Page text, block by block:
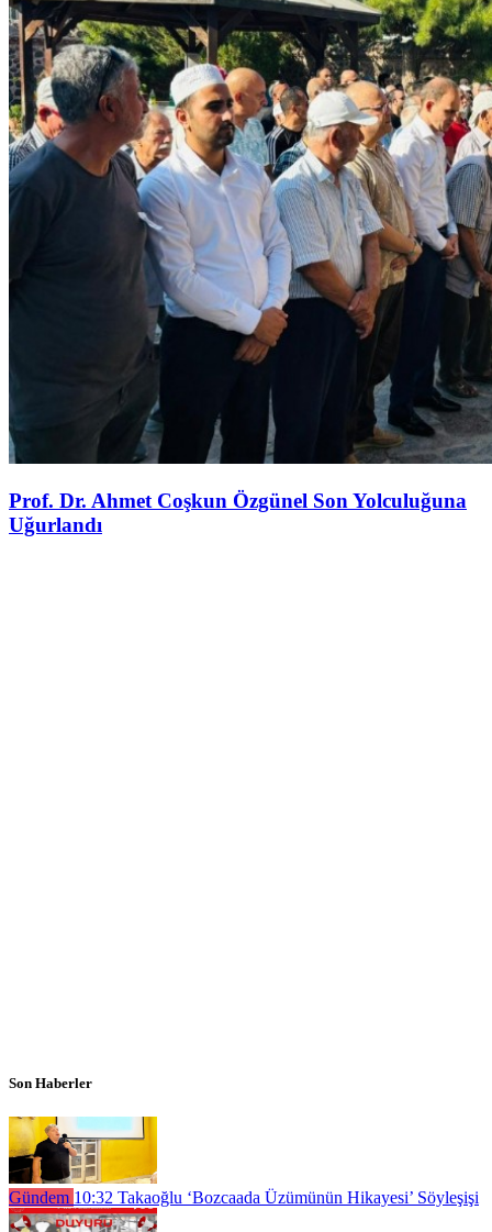
Prof. Dr. Ahmet Coşkun Özgünel Son Yolculuğuna
Uğurlandı
Son Haberler
Gündem 10:32 Takaoğlu ‘Bozcaada Üzümünün Hikayesi’ Söyleşişi